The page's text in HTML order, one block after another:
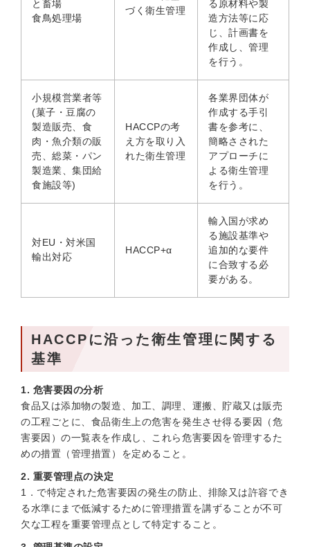
と畜場
食鳥処理場
づく衛生管理
る原材料や製
造方法等に応
じ、計画書を
作成し、管理
を行う。
小規模営業者等
(菓子・豆腐の
製造販売、食
肉・魚介類の販
売、総菜・パン
製造業、集団給
食施設等)
HACCPの考
え方を取り入
れた衛生管理
各業界団体が
作成する手引
書を参考に、
簡略さされた
アプローチに
よる衛生管理
を行う。
対EU・対米国
輸出対応
HACCP+α
輸入国が求め
る施設基準や
追加的な要件
に合致する必
要がある。
HACCPに沿った衛生管理に関する
基準
1. 危害要因の分析
食品又は添加物の製造、加工、調理、運搬、貯蔵又は販売
の工程ごとに、食品衛生上の危害を発生させ得る要因（危
害要因）の一覧表を作成し、これら危害要因を管理するた
めの措置（管理措置）を定めること。
2. 重要管理点の決定
1．で特定された危害要因の発生の防止、排除又は許容でき
る水準にまで低減するために管理措置を講ずることが不可
欠な工程を重要管理点として特定すること。